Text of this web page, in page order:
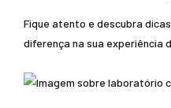
Fique atento e descubra
diferença na sua experiência